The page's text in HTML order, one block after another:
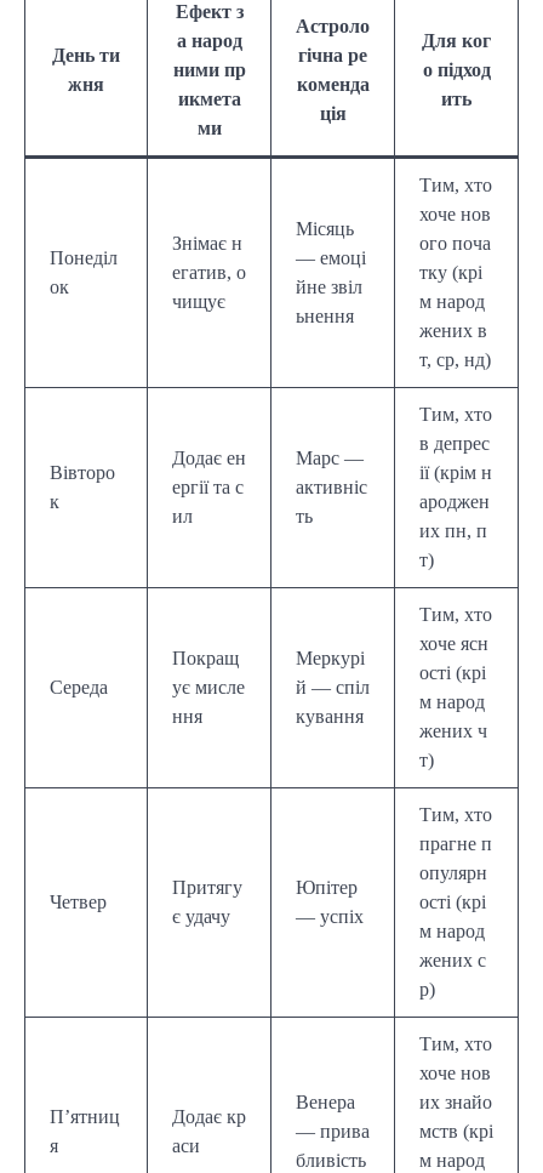
День ти
жня
Ефект з
а народ
ними пр
икмета
ми
Астроло
гічна ре
коменда
ція
Для ког
о підход
ить
Понеділ
ок
Знімає н
егатив, о
чищує
Місяць
— емоці
йне звіл
ьнення
Тим, хто
хоче нов
ого поча
тку (крі
м народ
жених в
т, ср, нд)
Вівторо
к
Додає ен
ергії та с
ил
Марс —
активніс
ть
Тим, хто
в депрес
ії (крім н
ароджен
их пн, п
т)
Середа
Покращ
ує мисле
ння
Меркурі
й — спіл
кування
Тим, хто
хоче ясн
ості (крі
м народ
жених ч
т)
Четвер
Притягу
є удачу
Юпітер
— успіх
Тим, хто
прагне п
опулярн
ості (крі
м народ
жених с
р)
П’ятниц
я
Додає кр
аси
Венера
— прива
бливість
Тим, хто
хоче нов
их знайо
мств (крі
м народ